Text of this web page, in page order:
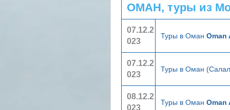
ОМАН, туры из
07.12.2
023
Туры в Оман Oman
07.12.2
023
Туры в Оман
08.12.2
023
Туры в Оман Oman